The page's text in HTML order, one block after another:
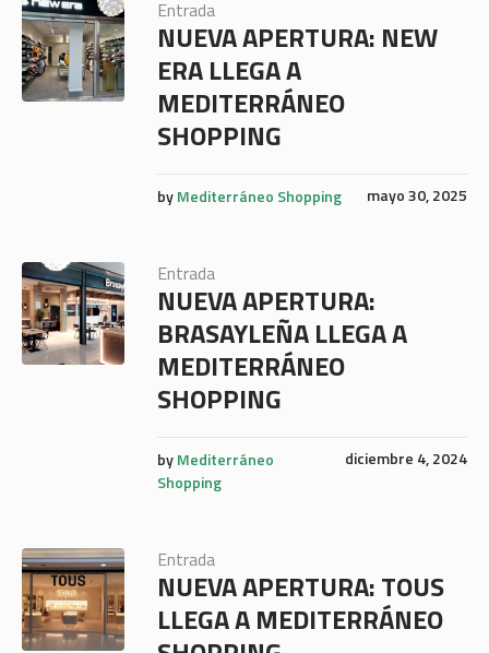
Entrada
NUEVA APERTURA: NEW
ERA LLEGA A
MEDITERRÁNEO
SHOPPING
mayo 30, 2025
byMediterráneo Shopping
Entrada
NUEVA APERTURA:
BRASAYLEÑA LLEGA A
MEDITERRÁNEO
SHOPPING
diciembre 4, 2024
byMediterráneo
Shopping
Entrada
NUEVA APERTURA: TOUS
LLEGA A MEDITERRÁNEO